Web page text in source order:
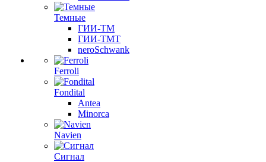
Темные
ГИИ-ТМ
ГИИ-ТМТ
neroSchwank
Ferroli
Fondital
Antea
Minorca
Navien
Сигнал